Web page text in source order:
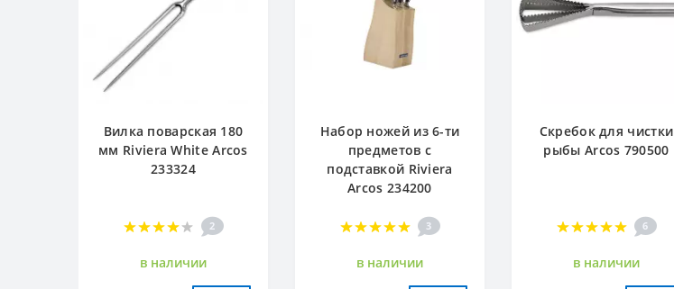
Вилка поварская 180
мм Riviera White Arcos
233324
2
в наличии
Набор ножей из 6-ти
предметов с
подставкой Riviera
Arcos 234200
3
в наличии
Скребок для чистки
рыбы Arcos 790500
6
в наличии